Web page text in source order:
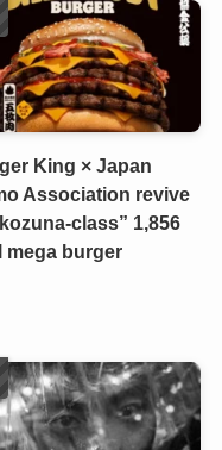
King × Japan
Association revive
class” 1,856
mega burger